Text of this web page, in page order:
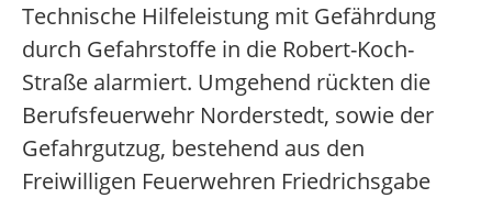
Technische Hilfeleistung mit Gefährdung
durch Gefahrstoffe in die Robert-Koch-
Straße alarmiert. Umgehend rückten die
Berufsfeuerwehr Norderstedt, sowie der
Gefahrgutzug, bestehend aus den
Freiwilligen Feuerwehren Friedrichsgabe